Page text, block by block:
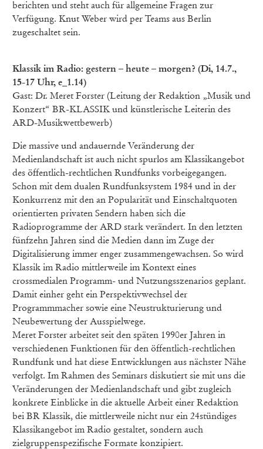
berichten und steht auch für allgemeine Fragen zur
Verfügung. Knut Weber wird per Teams aus Berlin
zugeschaltet sein.
Klassik im Radio: gestern – heute – morgen? (Di, 14.7.,
15-17 Uhr, e_1.14)
Gast: Dr. Meret Forster (Leitung der Redaktion „Musik und
Konzert“ BR-KLASSIK und künstlerische Leiterin des
ARD-Musikwettbewerb)
Die massive und andauernde Veränderung der
Medienlandschaft ist auch nicht spurlos am Klassikangebot
des öffentlich-rechtlichen Rundfunks vorbeigegangen.
Schon mit dem dualen Rundfunksystem 1984 und in der
Konkurrenz mit den an Popularität und Einschaltquoten
orientierten privaten Sendern haben sich die
Radioprogramme der ARD stark verändert. In den letzten
fünfzehn Jahren sind die Medien dann im Zuge der
Digitalisierung immer enger zusammengewachsen. So wird
Klassik im Radio mittlerweile im Kontext eines
crossmedialen Programm- und Nutzungsszenarios geplant.
Damit einher geht ein Perspektivwechsel der
Programmmacher sowie eine Neustrukturierung und
Neubewertung der Ausspielwege.
Meret Forster arbeitet seit den späten 1990er Jahren in
verschiedenen Funktionen für den öffentlich-rechtlichen
Rundfunk und hat diese Entwicklungen aus nächster Nähe
verfolgt. Im Rahmen des Seminars diskutiert sie mit uns die
Veränderungen der Medienlandschaft und gibt zugleich
konkrete Einblicke in die aktuelle Arbeit einer Redaktion
bei BR Klassik, die mittlerweile nicht nur ein 24stündiges
Klassikangebot im Radio gestaltet, sondern auch
zielgruppenspezifische Formate konzipiert.